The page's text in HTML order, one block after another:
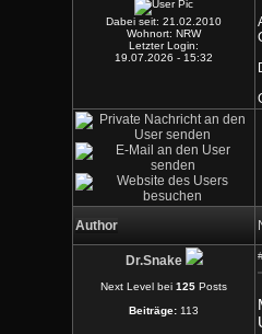
Dabei seit: 21.02.2010
Wohnort: NRW
Letzter Login:
19.07.2026 - 15:32
Author
Dr.Snake
Next Level bei 125 Posts
Beiträge: 113